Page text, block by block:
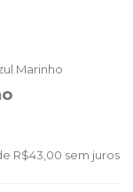
Marinho
R$43,00 sem juros